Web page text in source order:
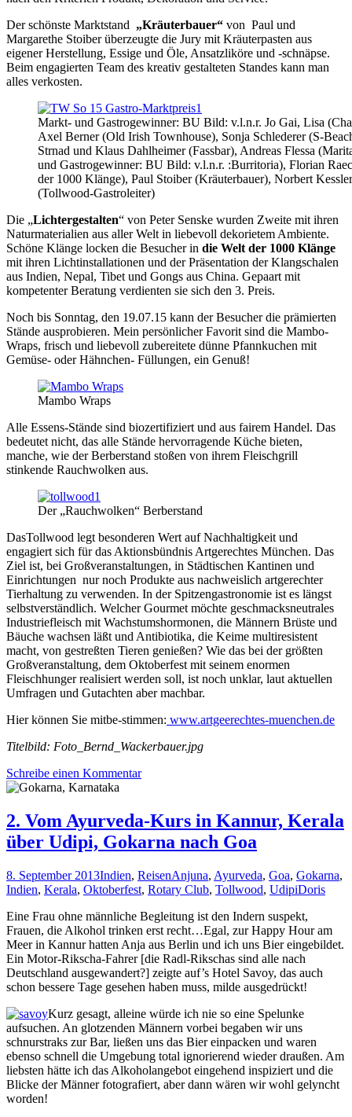
Der schönste Marktstand „Kräuterbauer“ von Paul und
Margarethe Stoiber überzeugte die Jury mit Kräuterpasten aus
eigener Herstellung, Essige und Öle, Ansatzliköre und -schnäpse.
Beim engagierten Team des kreativ gestalteten Standes kann man
alles verkosten.
Markt- und Gastrogewinner: BU Bild: v.l.n.r. Jo Gai, Lisa
Axel Berner (Old Irish Townhouse), Sonja Schlederer (S-
Strnad und Klaus Dahlheimer (Fassbar), Andreas Flessa
und Gastrogewinner: BU Bild: v.l.n.r. :Burritoria), Florian
der 1000 Klänge), Paul Stoiber (Kräuterbauer), Norbert Kessler
(Tollwood-Gastroleiter)
Die „Lichtergestalten“ von Peter Senske wurden Zweite mit ihren
Naturmaterialien aus aller Welt in liebevoll dekorietem Ambiente.
Schöne Klänge locken die Besucher in die Welt der 1000 Klänge
mit ihren Lichtinstallationen und der Präsentation der Klangschalen
aus Indien, Nepal, Tibet und Gongs aus China. Gepaart mit
kompetenter Beratung verdienten sie sich den 3. Preis.
Noch bis Sonntag, den 19.07.15 kann der Besucher die prämierten
Stände ausprobieren. Mein persönlicher Favorit sind die Mambo-
Wraps, frisch und liebevoll zubereitete dünne Pfannkuchen mit
Gemüse- oder Hähnchen- Füllungen, ein Genuß!
Mambo Wraps
Alle Essens-Stände sind biozertifiziert und aus fairem Handel. Das
bedeutet nicht, das alle Stände hervorragende Küche bieten,
manche, wie der Berberstand stoßen von ihrem Fleischgrill
stinkende Rauchwolken aus.
Der „Rauchwolken“ Berberstand
DasTollwood legt besonderen Wert auf Nachhaltigkeit und
engagiert sich für das Aktionsbündnis Artgerechtes München. Das
Ziel ist, bei Großveranstaltungen, in Städtischen Kantinen und
Einrichtungen nur noch Produkte aus nachweislich artgerechter
Tierhaltung zu verwenden. In der Spitzengastronomie ist es längst
selbstverständlich. Welcher Gourmet möchte geschmacksneutrales
Industriefleisch mit Wachstumshormonen, die Männern Brüste und
Bäuche wachsen läßt und Antibiotika, die Keime multiresistent
macht, von gestreßten Tieren genießen? Wie das bei der größten
Großveranstaltung, dem Oktoberfest mit seinem enormen
Fleischhunger realisiert werden soll, ist noch unklar, laut aktuellen
Umfragen und Gutachten aber machbar.
Hier können Sie mitbe-stimmen: www.artgeerechtes-muenchen.de
Titelbild: Foto_Bernd_Wackerbauer.jpg
Schreibe einen Kommentar
2. Vom Ayurveda-Kurs in Kannur, Kerala
über Udipi, Gokarna nach Goa
8. September 2013Indien, ReisenAnjuna, Ayurveda, Goa, Gokarna,
Indien, Kerala, Oktoberfest, Rotary Club, Tollwood, UdipiDoris
Eine Frau ohne männliche Begleitung ist den Indern suspekt,
Frauen, die Alkohol trinken erst recht…Egal, zur Happy Hour am
Meer in Kannur hatten Anja aus Berlin und ich uns Bier eingebildet.
Ein Motor-Rikscha-Fahrer [die Radl-Rikschas sind alle nach
Deutschland ausgewandert?] zeigte auf’s Hotel Savoy, das auch
schon bessere Tage gesehen haben muss, milde ausgedrückt!
Kurz gesagt, alleine würde ich nie so eine Spelunke
aufsuchen. An glotzenden Männern vorbei begaben wir uns
schnurstraks zur Bar, ließen uns das Bier einpacken und waren
ebenso schnell die Umgebung total ignorierend wieder draußen. Am
liebsten hätte ich das Alkoholangebot eingehend inspiziert und die
Blicke der Männer fotografiert, aber dann wären wir wohl gelyncht
worden!